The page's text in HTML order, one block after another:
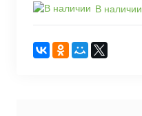
В наличии